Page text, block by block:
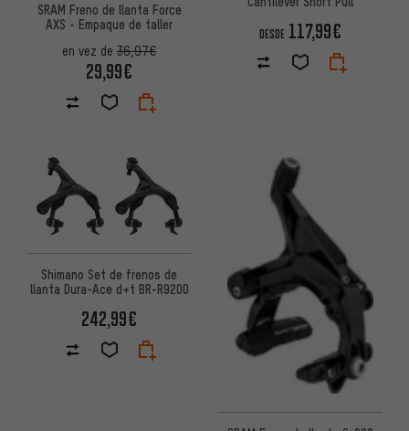
SRAM Freno de llanta Force
AXS - Empaque de taller
en vez de 36,97€
29,99€
DESDE 117,99€
Shimano Set de frenos de
llanta Dura-Ace d+t BR-R9200
242,99€